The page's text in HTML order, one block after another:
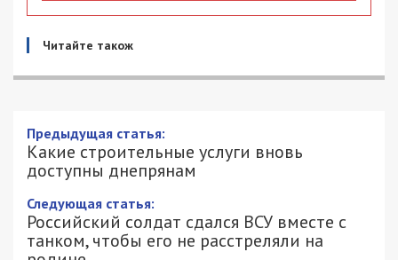
Читайте також
Какие строительные услуги вновь
доступны днепрянам
22/03/2022 - 15:50
РОМАН ВЛАДИМИРОВ - СПЕЦИАЛЬНО
ДЛЯ 49000.COM.UA
1850